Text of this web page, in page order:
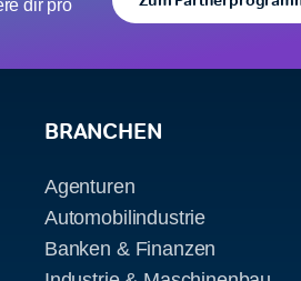
dir pro
BRANCHEN
Agenturen
Automobilindustrie
Banken & Finanzen